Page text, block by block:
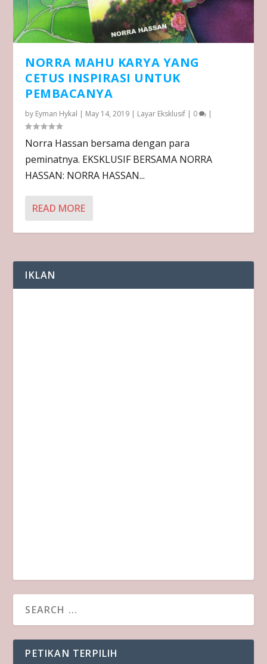
NORRA MAHU KARYA YANG
CETUS INSPIRASI UNTUK
PEMBACANYA
by Eyman Hykal | May 14, 2019 | Layar Eksklusif | 0 |
Norra Hassan bersama dengan para
peminatnya. EKSKLUSIF BERSAMA NORRA
HASSAN: NORRA HASSAN...
READ MORE
IKLAN
PETIKAN TERPILIH